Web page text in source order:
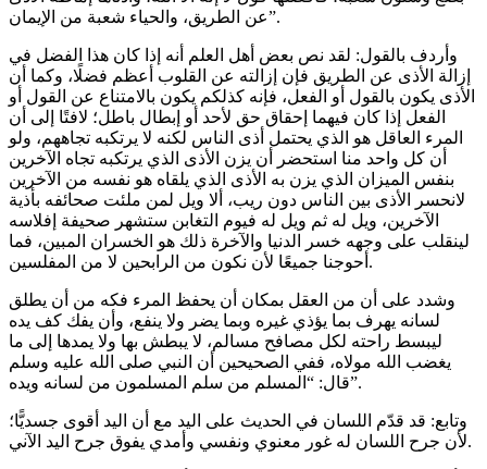
عن الطريق، والحياء شعبة من الإيمان”.
وأردف بالقول: لقد نص بعض أهل العلم أنه إذا كان هذا الفضل في
إزالة الأذى عن الطريق فإن إزالته عن القلوب أعظم فضلًا، وكما أن
الأذى يكون بالقول أو الفعل، فإنه كذلكم يكون بالامتناع عن القول أو
الفعل إذا كان فيهما إحقاق حق لأحد أو إبطال باطل؛ لافتًا إلى أن
المرء العاقل هو الذي يحتمل أذى الناس لكنه لا يرتكبه تجاههم، ولو
أن كل واحد منا استحضر أن يزن الأذى الذي يرتكبه تجاه الآخرين
بنفس الميزان الذي يزن به الأذى الذي يلقاه هو نفسه من الآخرين
لانحسر الأذى بين الناس دون ريب، ألا ويل لمن ملئت صحائفه بأذية
الآخرين، ويل له ثم ويل له فيوم التغابن ستشهر صحيفة إفلاسه
لينقلب على وجهه خسر الدنيا والآخرة ذلك هو الخسران المبين، فما
أحوجنا جميعًا لأن نكون من الرابحين لا من المفلسين.
وشدد على أن من العقل بمكان أن يحفظ المرء فكه من أن يطلق
لسانه يهرف بما يؤذي غيره وبما يضر ولا ينفع، وأن يفك كف يده
ليبسط راحته لكل مصافح مسالم، لا يبطش بها ولا يمدها إلى ما
يغضب الله مولاه، ففي الصحيحين أن النبي صلى الله عليه وسلم
قال: “المسلم من سلم المسلمون من لسانه ويده”.
وتابع: قد قدّم اللسان في الحديث على اليد مع أن اليد أقوى جسديًّا؛
لأن جرح اللسان له غور معنوي ونفسي وأمدي يفوق جرح اليد الآني.